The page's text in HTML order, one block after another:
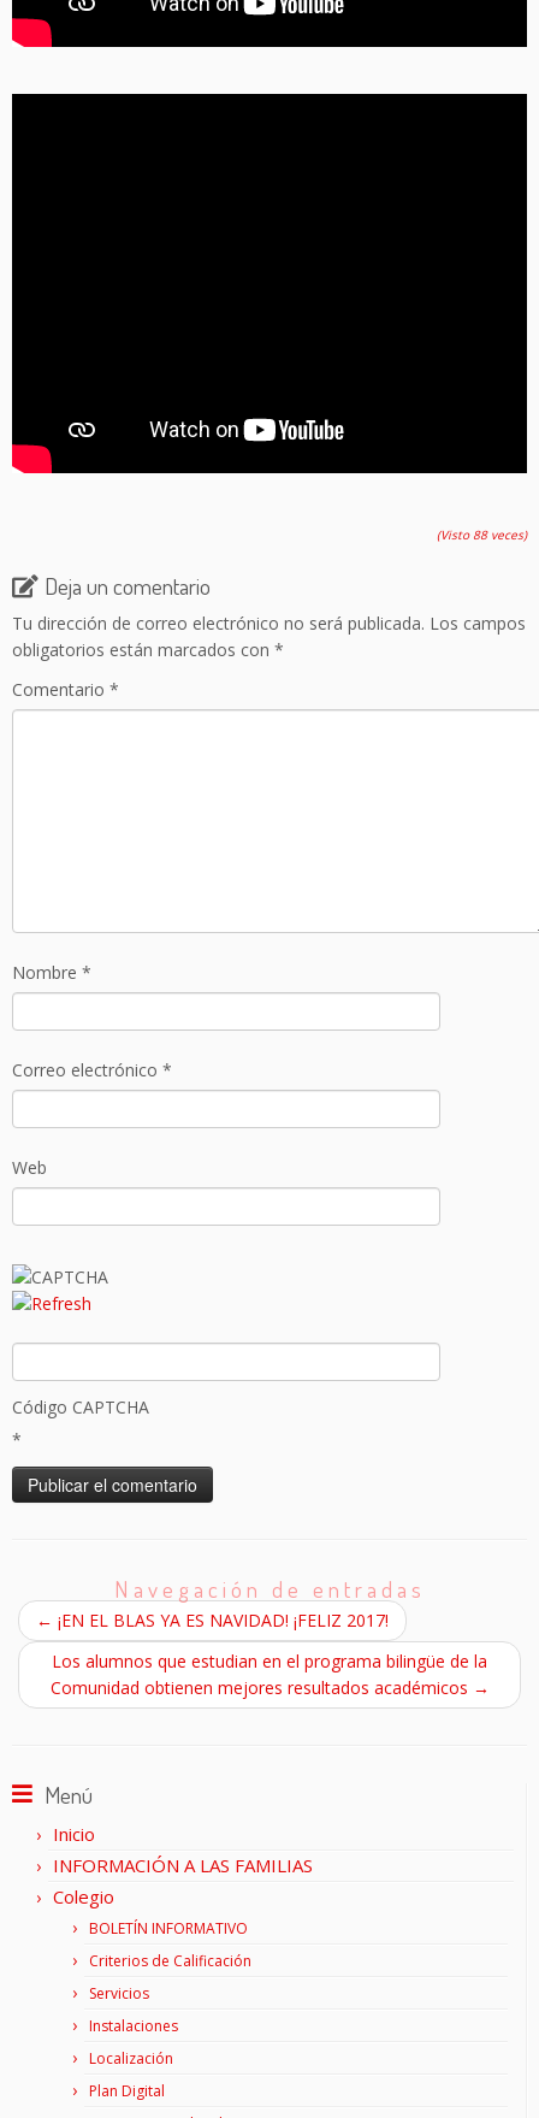
(Visto 88 veces)
Deja un comentario
Tu dirección de correo electrónico no será publicada. Los campos
obligatorios están marcados con *
Comentario *
Nombre *
Correo electrónico *
Web
Código CAPTCHA
*
Navegación de entradas
← ¡EN EL BLAS YA ES NAVIDAD! ¡FELIZ 2017!
Los alumnos que estudian en el programa bilingüe de la
Comunidad obtienen mejores resultados académicos →
Menú
Inicio
INFORMACIÓN A LAS FAMILIAS
Colegio
BOLETÍN INFORMATIVO
Criterios de Calificación
Servicios
Instalaciones
Localización
Plan Digital